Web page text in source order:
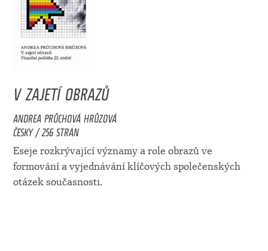
V ZAJETÍ OBRAZŮ
ANDREA PRŮCHOVÁ HRŮZOVÁ
ČESKY / 256 STRAN
Eseje rozkrývající významy a role obrazů ve
formování a vyjednávání klíčových společenských
otázek současnosti.